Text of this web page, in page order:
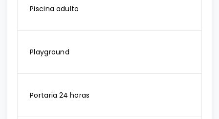
Piscina adulto
Playground
Portaria 24 horas